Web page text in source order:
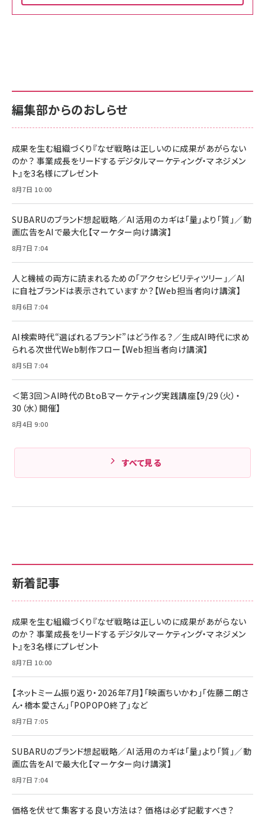
￥880
anan(アンアン)2026/06/24号 No.2500増刊
スペシャルエディション[王道エンタメの矜持／
￥1,100
anan(アンアン)2026/07/08号 No.2502[2026
￥880
ママ投資家が育休中に１億貯めた株式投資
組織の成果を最大化する ルールのデザイン
￥1,980
Amazonランキングをもっと見る
サポート正規品 メーカー保証5年 KLMEA128G
NIMASO ガラスフィルム iPhone 17 用 保護フィ
すい ガイド枠付き いPhone17 (6.3インチ) 対応
2枚セット DSP25F1698
￥1,599
￥6,980
全ワイヤレスイヤホン/アクティブノイズキャンセリ
技術基準適合】ブラック
￥5,990
ケーブル Anker絡まないケーブル 240W 結束バン
ド付き USB PD対応 シリコン素材採用 iPhone
17 / 16 / 15 / Galaxy iPad Pro MacBook
Pro/Air 各種対応 (1.8m ミッドナイトブラック)
￥1,890
サポート正規品 メーカー保証5年 KLMEA128G
Amazon eギフトカード - Amazonロゴ - クラ
￥5,000
Anker PowerLine III Flow USB-C & USB-C
Pro/Air 各種対応 (1.8m ミッドナイトブラック)
￥1,890
サッポロ 生ビール 黒ラベル 350ml 缶 24本 ビー
ル ケース買い【6/30応募〆切! 黒ラベルビヤセラー
￥4,857
新着記事
成果を生む組織づくり『なぜ戦略は正しいのに成果があがらない
のか？ 事業成長をリードするデジタルマーケティング・マネジメン
ト』を3名様にプレゼント
8月7日 10:00
【ネットミーム振り返り・2026年7月】「映画ちいかわ」「佐藤二朗さ
ん・橋本愛さん」「POPOPO終了」など
8月7日 7:05
SUBARUのブランド想起戦略／AI活用のカギは「量」より「質」／動
画広告をAIで最大化【マーケター向け講演】
8月7日 7:04
価格を伏せて集客する良い方法は？ 価格は必ず記載すべき？
編集部からのおしらせ
成果を生む組織づくり『なぜ戦略は正しいのに成果があがらない
のか？ 事業成長をリードするデジタルマーケティング・マネジメン
ト』を3名様にプレゼント
8月7日 10:00
SUBARUのブランド想起戦略／AI活用のカギは「量」より「質」／動
画広告をAIで最大化【マーケター向け講演】
8月7日 7:04
人と機械の両方に読まれるための「アクセシビリティツリー」／AI
に自社ブランドは表示されていますか？【Web担当者向け講演】
8月6日 7:04
AI検索時代“選ばれるブランド”はどう作る？／生成AI時代に求め
られる次世代Web制作フロー【Web担当者向け講演】
8月5日 7:04
＜第3回＞AI時代のBtoBマーケティング実践講座【9/29（火）・
30（水）開催】
8月4日 9:00
すべて見る